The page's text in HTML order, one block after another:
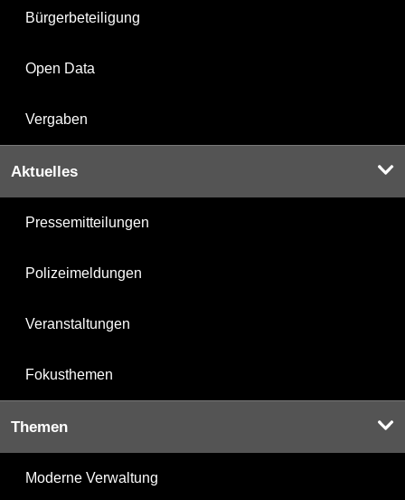
Bürgerbeteiligung
Open Data
Vergaben
Aktuelles
Pressemitteilungen
Polizeimeldungen
Veranstaltungen
Fokusthemen
Themen
Moderne Verwaltung